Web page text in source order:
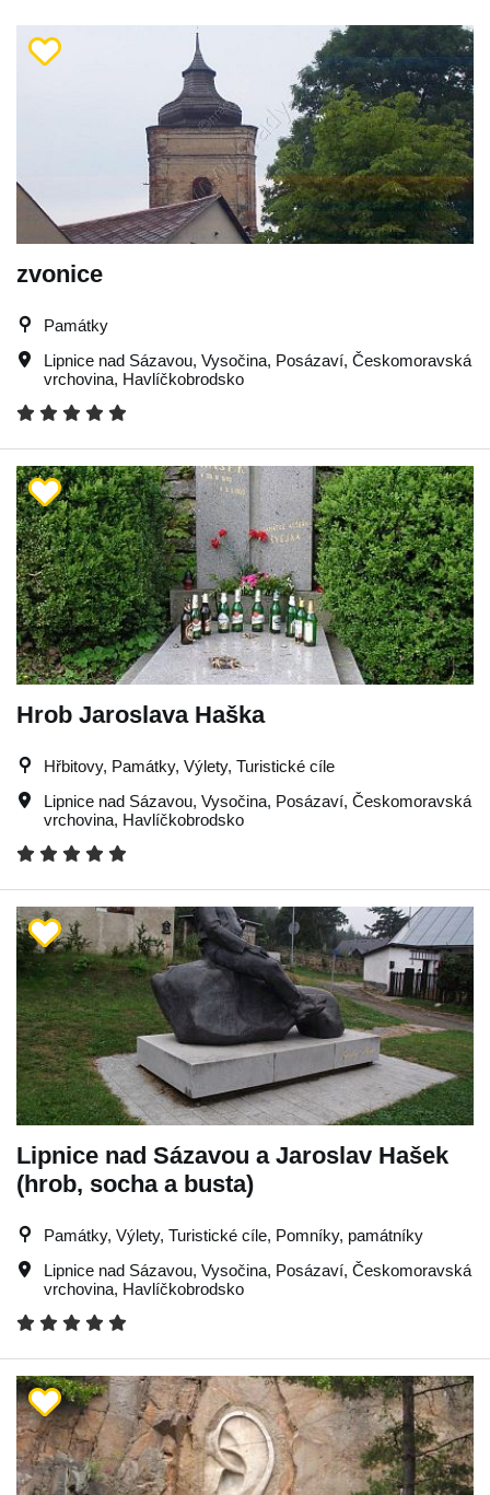
zvonice
Památky
Lipnice nad Sázavou, Vysočina, Posázaví, Českomoravská
vrchovina, Havlíčkobrodsko
Hrob Jaroslava Haška
Hřbitovy, Památky, Výlety, Turistické cíle
Lipnice nad Sázavou, Vysočina, Posázaví, Českomoravská
vrchovina, Havlíčkobrodsko
Lipnice nad Sázavou a Jaroslav Hašek
(hrob, socha a busta)
Památky, Výlety, Turistické cíle, Pomníky, památníky
Lipnice nad Sázavou, Vysočina, Posázaví, Českomoravská
vrchovina, Havlíčkobrodsko